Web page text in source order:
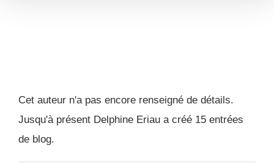
Cet auteur n'a pas encore renseigné de détails.
Jusqu'à présent Delphine Eriau a créé 15 entrées
de blog.